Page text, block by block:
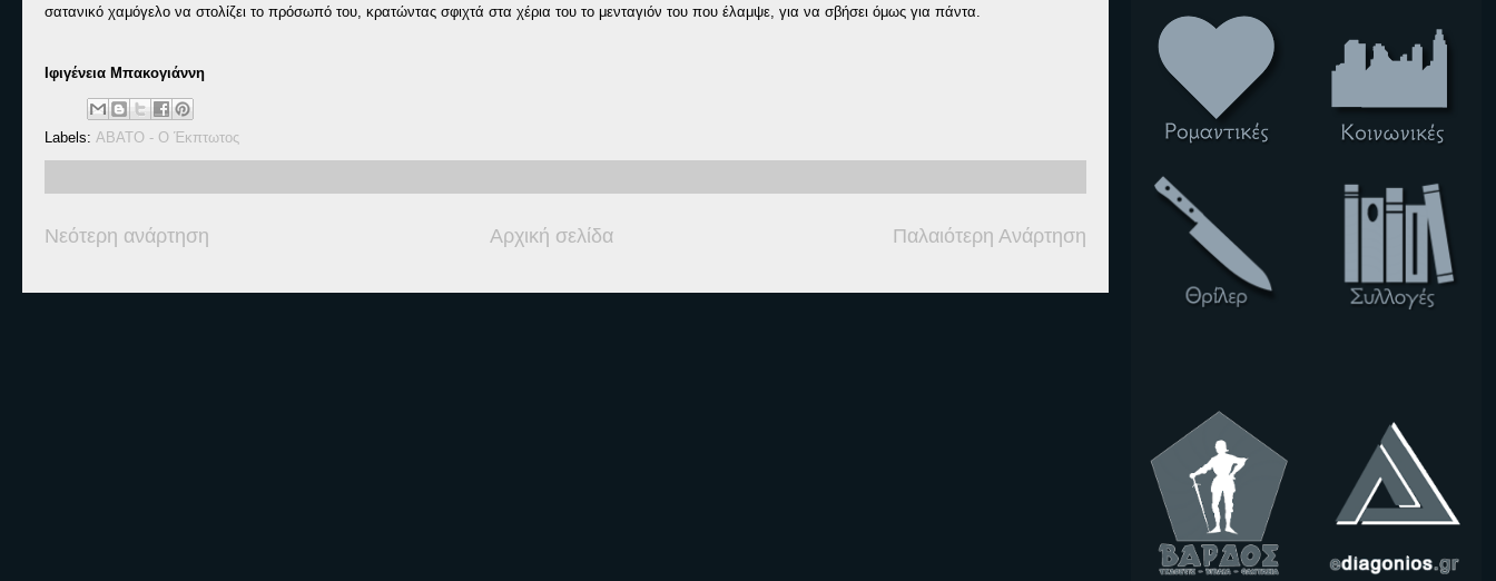
σατανικό χαμόγελο να στολίζει το πρόσωπό του, κρατώντας σφιχτά στα χέρια του το μενταγιόν του που έλαμψε, για να σβήσει όμως για πάντα.
Ιφιγένεια Μπακογιάννη
Labels: ΑΒΑΤΟ - Ο Έκπτωτος
Νεότερη ανάρτηση Παλαιότερη Ανάρτηση
Αρχική σελίδα